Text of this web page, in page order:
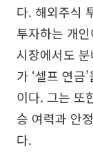
다. 해외주식
투자하는 개
시장에서도
가 ‘셀프 연금
이다. 그는 또
승 여력과 안
다.